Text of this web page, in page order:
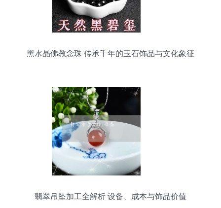
黑水晶佛教念珠 传承千年的玉石饰品与文化象征
翡翠吊坠加工全解析 设备、成本与饰品价值